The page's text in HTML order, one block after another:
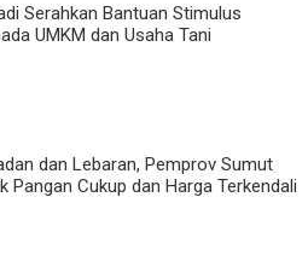
Serahkan Bantuan Stimulus
UMKM dan Usaha Tani
dan Lebaran, Pemprov Sumut
Pangan Cukup dan Harga Terkendali